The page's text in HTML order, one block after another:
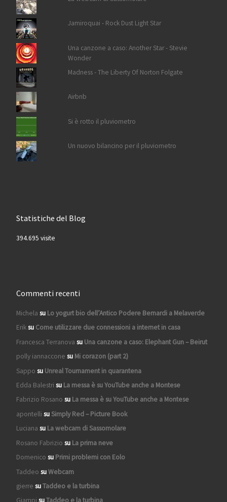
Jamiroquai - Rock Dust Light Star
Una canzone a caso: Another Star - Stevie
Wonder
Madness - The Liberty Of Norton Folgate
Airbnb
Si è rotto il pluviometro
Un nuovo bilancino per il pluviometro
Statistiche del Blog
394.695 visite
Commenti recenti
Michela su Lo yogurt bio dell’Antico Podere Bernardi a Melaverde
Eriksu Come utilizzare due connessioni a internet in casa
Francesca Terranova su Una canzone a caso: Elephant Gun – Beirut
polly iannaccone su Mi corazon (part 2)
Sappo su Unreal Tournament in quarantena
Edda Balestri su La messa è su YouTube anche a Montese
Fabrizio Rosano su La messa è su YouTube anche a Montese
apontelli suSimply Red – Picture Book
Luciana su La webcam di Sassomolare
Rosano Fabrizio su La prima neve
Domenico su Primi problemi con Eolo
Taddeo suWebcam
gierre suTaddeo e la turbina